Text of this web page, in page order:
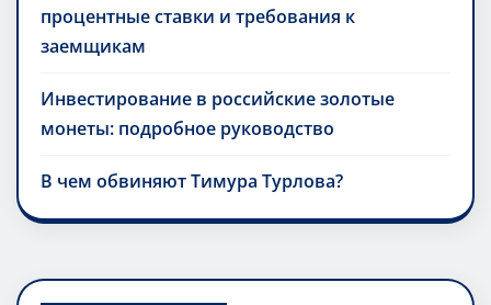
процентные ставки и требования к
заемщикам
Инвестирование в российские золотые
монеты: подробное руководство
В чем обвиняют Тимура Турлова?